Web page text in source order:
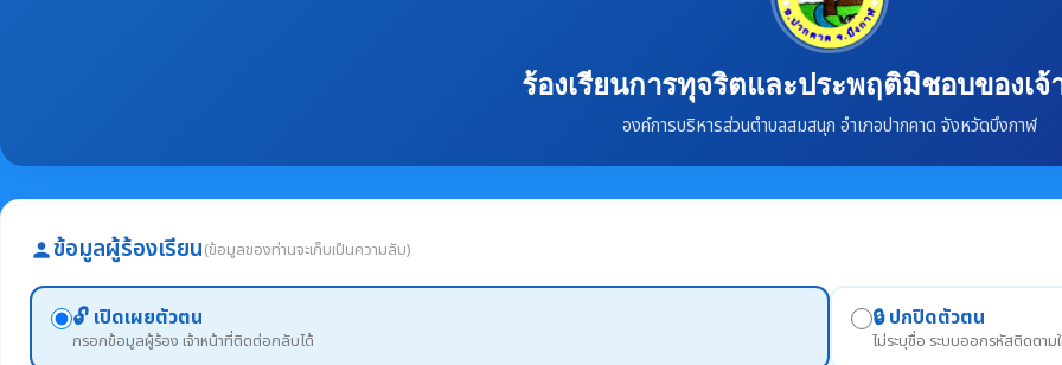
ร้องเรียนการทุจริตและประพฤติมิชอบของเ
องค์การบริหารส่วนตำบลสมสนุก อำเภอปากคาด จังหวัดบึงกาฬ
personข้อมูลผู้ร้องเรียน(ข้อมูลของท่านจะเก็บเป็นความลับ)
🔓 เปิดเผยตัวตน
กรอกข้อมูลผู้ร้อง เจ้าหน้าที่ติดต่อกลับได้
🔒 ปกปิดตัวตน
ไม่ระบุชื่อ ระบบออกรหัสติดตาม